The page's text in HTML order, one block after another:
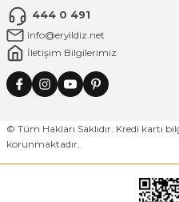
444 0 491
info@eryildiz.net
İletişim Bilgilerimiz
© Tüm Hakları Saklıdır. Kredi kartı
korunmaktadır.